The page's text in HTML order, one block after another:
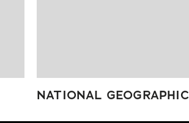
NATIONAL GEOGRAPHIC